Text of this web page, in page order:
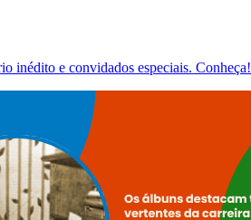
inédito e convidados especiais. Conheça!